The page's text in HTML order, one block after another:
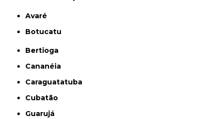
Avaré
Botucatu
Bertioga
Cananéia
Caraguatatuba
Cubatão
Guarujá